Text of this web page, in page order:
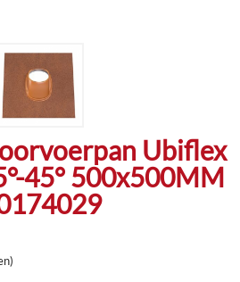
Ubiflex
45° 500x500MM